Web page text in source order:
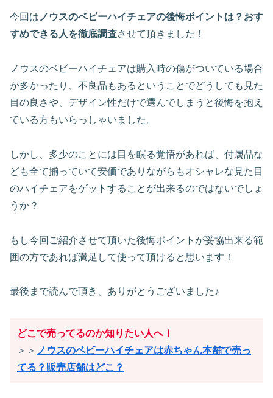
今回は ノウスのベビーハイチェアの後悔ポイントは？おす
すめできる人を徹底調査させて頂きました！
ノウスのベビーハイチェアは購入時の傷がついている場合
が多かったり、不良品もあるということでどうしても見た
目の良さや、デザイン性だけで選んでしまうと後悔を抱え
ている方もいらっしゃいました。
しかし、多少のことには目を瞑る覚悟があれば、付属品な
ども全て揃っていて安価でありながらもオシャレな見た目
のハイチェアをゲットすることが出来るのではないでしょ
うか？
もし今回ご紹介させて頂いた後悔ポイントが妥協出来る範
囲の方であれば満足して使って頂けると思います！
最後まで読んで頂き、ありがとうございました♪
どこで売ってるのか知りたい人へ！
＞＞ ノウスのベビーハイチェアは赤ちゃん本舗で売っ
てる？販売店舗はどこ？